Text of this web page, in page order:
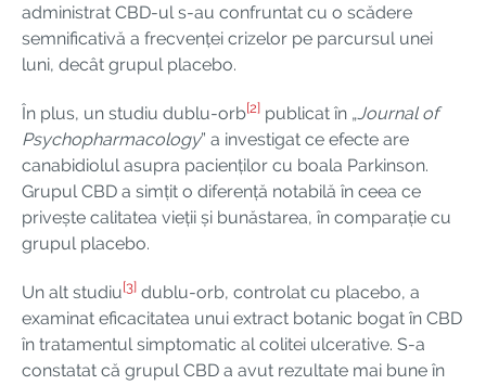
administrat CBD-ul s-au confruntat cu o scădere
semnificativă a frecvenței crizelor pe parcursul unei
luni, decât grupul placebo.
În plus, un studiu dublu-orb[2] publicat în „Journal of
Psychopharmacology” a investigat ce efecte are
canabidiolul asupra pacienților cu boala Parkinson.
Grupul CBD a simțit o diferență notabilă în ceea ce
privește calitatea vieții și bunăstarea, în comparație cu
grupul placebo.
Un alt studiu[3] dublu-orb, controlat cu placebo, a
examinat eficacitatea unui extract botanic bogat în CBD
în tratamentul simptomatic al colitei ulcerative. S-a
constatat că grupul CBD a avut rezultate mai bune în